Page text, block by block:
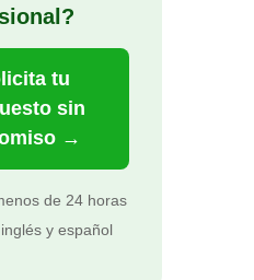
tu
sin
→
de 24 horas
y español